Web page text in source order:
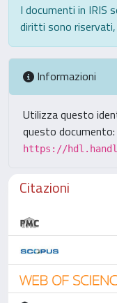
I documenti in
diritti sono riservati,
Informazioni
Utilizza questo
questo documento:
https://
Citazioni